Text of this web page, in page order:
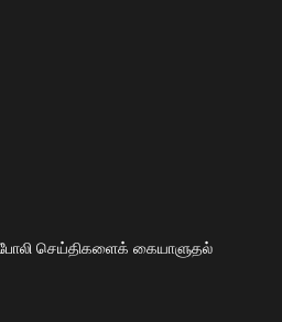
செய்திகளைக் கையாளுதல்